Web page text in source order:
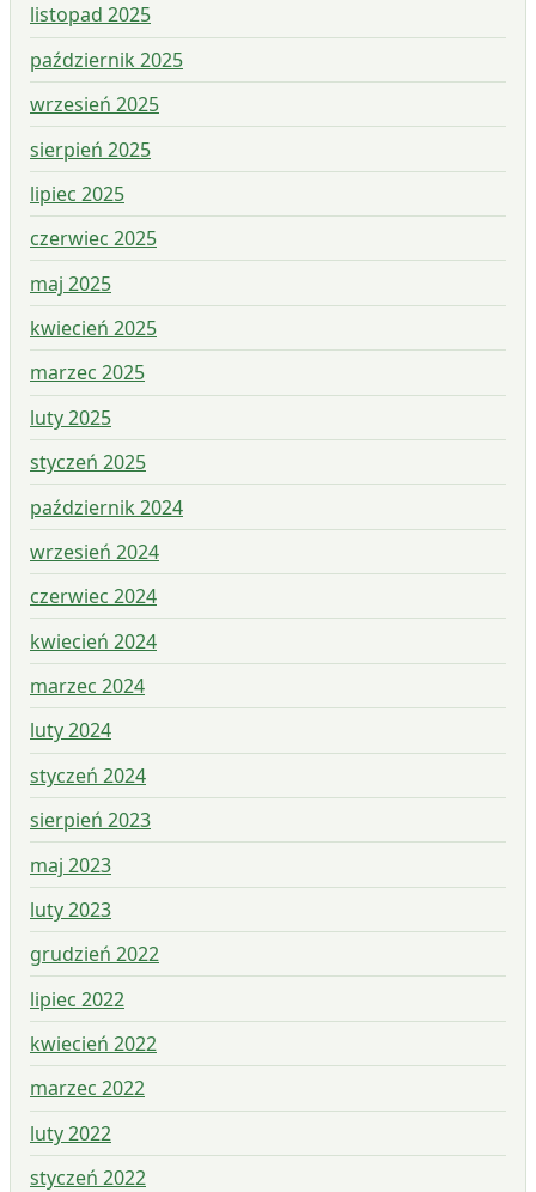
listopad 2025
październik 2025
wrzesień 2025
sierpień 2025
lipiec 2025
czerwiec 2025
maj 2025
kwiecień 2025
marzec 2025
luty 2025
styczeń 2025
październik 2024
wrzesień 2024
czerwiec 2024
kwiecień 2024
marzec 2024
luty 2024
styczeń 2024
sierpień 2023
maj 2023
luty 2023
grudzień 2022
lipiec 2022
kwiecień 2022
marzec 2022
luty 2022
styczeń 2022